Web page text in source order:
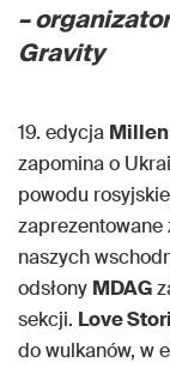
–
Gravity
19. edycja
zapomina o
powodu
zaprezentowane
naszych
odsłony MDAG
sekcji. Love
do wulkanów, w